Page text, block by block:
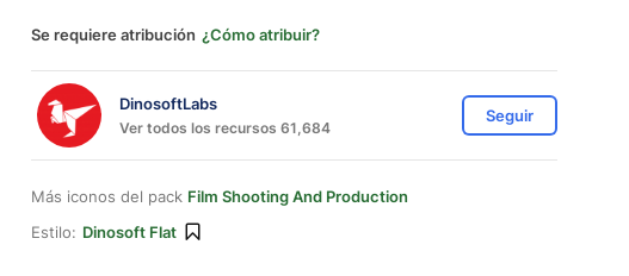
Se requiere atribución ¿Cómo atribuir?
DinosoftLabs
Ver todos los recursos 61,684
Seguir
Más iconos del pack Film Shooting And Production
Estilo: Dinosoft Flat